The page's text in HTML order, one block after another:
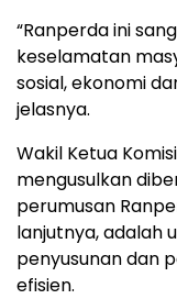
“Ranperda ini
keselamatan
sosial, ekonomi
jelasnya.
Wakil Ketua
mengusulkan
perumusan
lanjutnya, adalah
penyusunan dan
efisien.